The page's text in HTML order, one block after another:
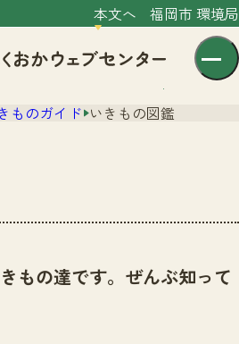
本文へ 福岡市 環境局
TOP
ものガイド いきもの図鑑
もの達です。ぜんぶ知って